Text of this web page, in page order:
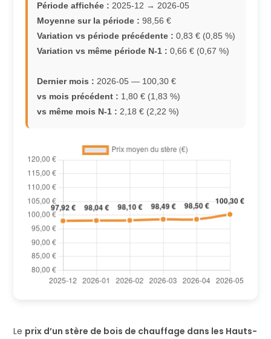
Période affichée : 2025-12 → 2026-05
Moyenne sur la période : 98,56 €
Variation vs période précédente : 0,83 € (0,85 %)
Variation vs même période N-1 : 0,66 € (0,67 %)
Dernier mois : 2026-05 — 100,30 €
vs mois précédent : 1,80 € (1,83 %)
vs même mois N-1 : 2,18 € (2,22 %)
Le prix d’un stère de bois de chauffage dans les Hauts-